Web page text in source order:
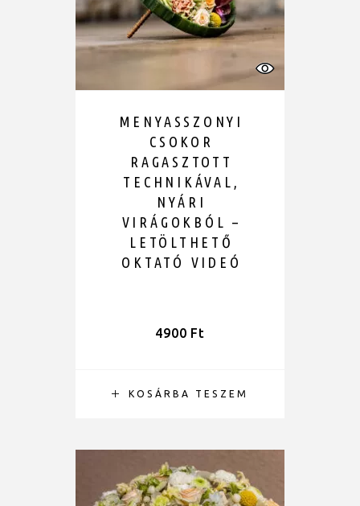
KOSÁRBA TESZEM
MENYASSZONYI
CSOKOR
RAGASZTOTT
TECHNIKÁVAL,
NYÁRI
VIRÁGOKBÓL –
LETÖLTHETŐ
OKTATÓ VIDEÓ
4900 Ft